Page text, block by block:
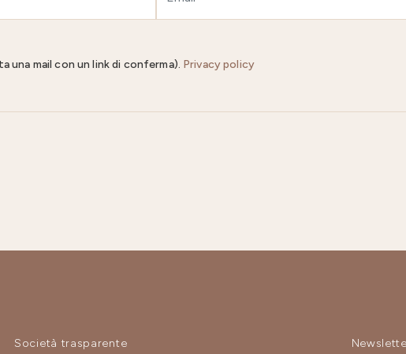
una mail con un link di conferma). Privacy policy
Società trasparente